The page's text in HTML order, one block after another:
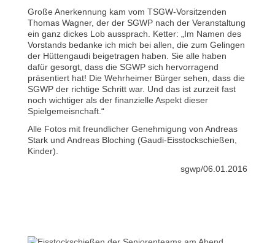
Große Anerkennung kam vom TSGW-Vorsitzenden
Thomas Wagner, der der SGWP nach der Veranstaltung
ein ganz dickes Lob aussprach. Ketter: „Im Namen des
Vorstands bedanke ich mich bei allen, die zum Gelingen
der Hüttengaudi beigetragen haben. Sie alle haben
dafür gesorgt, dass die SGWP sich hervorragend
präsentiert hat! Die Wehrheimer Bürger sehen, dass die
SGWP der richtige Schritt war. Und das ist zurzeit fast
noch wichtiger als der finanzielle Aspekt dieser
Spielgemeisnchaft.“
Alle Fotos mit freundlicher Genehmigung von Andreas
Stark und Andreas Bloching (Gaudi-Eisstockschießen,
Kinder).
sgwp/06.01.2016